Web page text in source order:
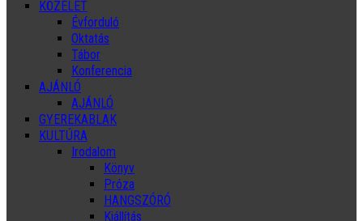
KÖZÉLET
Évforduló
Oktatás
Tábor
Konferencia
AJÁNLÓ
AJÁNLÓ
GYEREKABLAK
KULTÚRA
Irodalom
Könyv
Próza
HANGSZÓRÓ
Kiállítás